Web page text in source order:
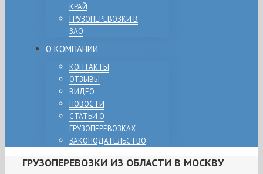
КРАЙ
ГРУЗОПЕРЕВОЗКИ В
ЗАО
О КОМПАНИИ
КОНТАКТЫ
ОТЗЫВЫ
ВИДЕО
НОВОСТИ
СТАТЬИ О
ГРУЗОПЕРЕВОЗКАХ
ЗАКОНОДАТЕЛЬСТВО
ГРУЗОПЕРЕВОЗКИ ИЗ ОБЛАСТИ В МОСКВУ